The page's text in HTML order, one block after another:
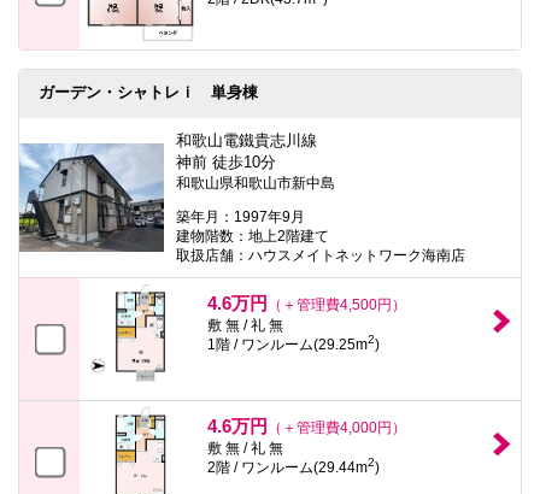
ガーデン・シャトレｉ 単身棟
和歌山電鐵貴志川線
神前 徒歩10分
和歌山県和歌山市新中島
築年月：1997年9月
建物階数：地上2階建て
取扱店舗：ハウスメイトネットワーク海南店
4.6万円
（＋管理費4,500円）
敷 無 / 礼 無
1階 / ワンルーム(29.25m2)
4.6万円
（＋管理費4,000円）
敷 無 / 礼 無
2階 / ワンルーム(29.44m2)